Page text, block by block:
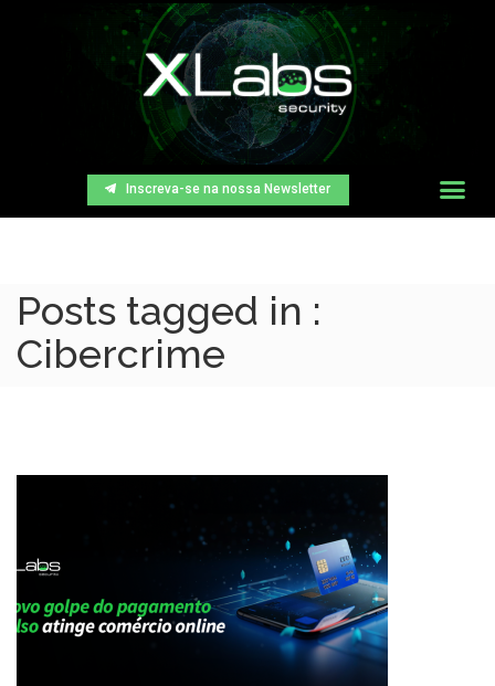
Inscreva-se na nossa Newsletter
Posts tagged in :
Cibercrime